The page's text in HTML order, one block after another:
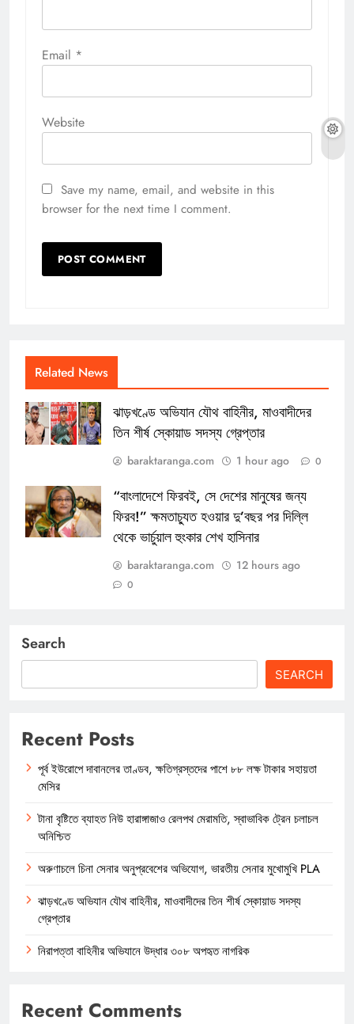
Email *
Website
Save my name, email, and website in this
browser for the next time I comment.
Related News
ঝাড়খণ্ডে অভিযান যৌথ বাহিনীর, মাওবাদীদের
তিন শীর্ষ স্কোয়াড সদস্য গ্রেপ্তার
baraktaranga.com 1 hour ago 0
“বাংলাদেশে ফিরবই, সে দেশের মানুষের জন্য
ফিরব!” ক্ষমতাচ্যুত হওয়ার দু’বছর পর দিল্লি
থেকে ভার্চুয়াল হুংকার শেখ হাসিনার
baraktaranga.com 12 hours ago
0
Search
SEARCH
Recent Posts
পূর্ব ইউরোপে দাবানলের তাণ্ডব, ক্ষতিগ্রস্তদের পাশে ৮৮ লক্ষ টাকার সহায়তা
মেসির
টানা বৃষ্টিতে ব্যাহত নিউ হারাঙ্গাজাও রেলপথ মেরামতি, স্বাভাবিক ট্রেন চলাচল
অনিশ্চিত
অরুণাচলে চিনা সেনার অনুপ্রবেশের অভিযোগ, ভারতীয় সেনার মুখোমুখি PLA
ঝাড়খণ্ডে অভিযান যৌথ বাহিনীর, মাওবাদীদের তিন শীর্ষ স্কোয়াড সদস্য
গ্রেপ্তার
নিরাপত্তা বাহিনীর অভিযানে উদ্ধার ৩০৮ অপহৃত নাগরিক
Recent Comments